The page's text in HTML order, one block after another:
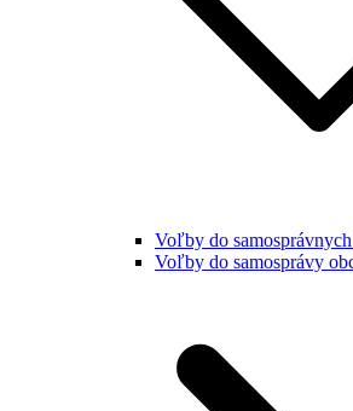
Voľby do
Voľby do samosprávy